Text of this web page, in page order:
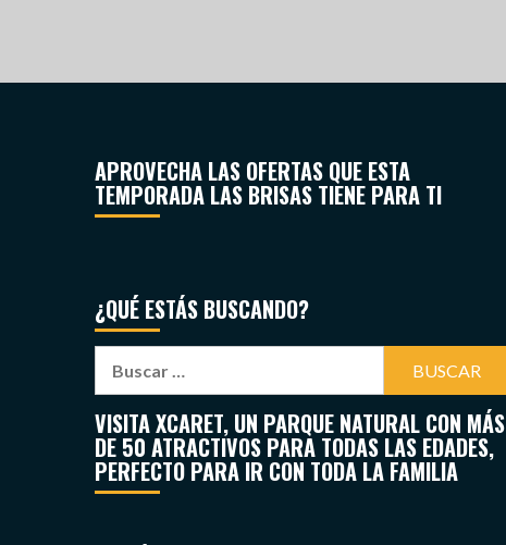
APROVECHA LAS OFERTAS QUE ESTA
TEMPORADA LAS BRISAS TIENE PARA TI
¿QUÉ ESTÁS BUSCANDO?
VISITA XCARET, UN PARQUE NATURAL CON MÁS
DE 50 ATRACTIVOS PARA TODAS LAS EDADES,
PERFECTO PARA IR CON TODA LA FAMILIA